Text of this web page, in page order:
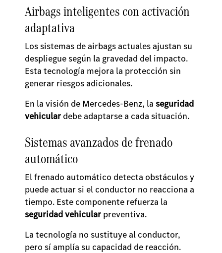
Airbags inteligentes con activación
adaptativa
Los sistemas de airbags actuales ajustan su
despliegue según la gravedad del impacto.
Esta tecnología mejora la protección sin
generar riesgos adicionales.
En la visión de Mercedes-Benz, la seguridad
vehicular debe adaptarse a cada situación.
Sistemas avanzados de frenado
automático
El frenado automático detecta obstáculos y
puede actuar si el conductor no reacciona a
tiempo. Este componente refuerza la
seguridad vehicular preventiva.
La tecnología no sustituye al conductor,
pero sí amplía su capacidad de reacción.